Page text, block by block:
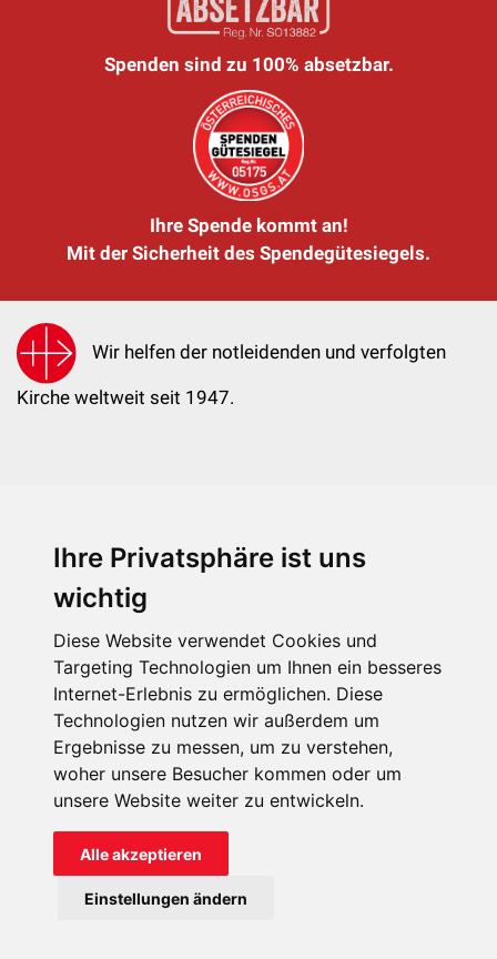
Ihre Privatsphäre ist uns
wichtig
Diese Website verwendet Cookies und
Targeting Technologien um Ihnen ein besseres
Internet-Erlebnis zu ermöglichen. Diese
Technologien nutzen wir außerdem um
Ergebnisse zu messen, um zu verstehen,
woher unsere Besucher kommen oder um
unsere Website weiter zu entwickeln.
Alle akzeptieren
Einstellungen ändern
Spenden sind zu 100% absetzbar.
Ihre Spende kommt an!
Mit der Sicherheit des Spendegütesiegels.
Wir helfen der notleidenden und verfolgten
Kirche weltweit seit 1947.
KIRCHE IN NOT - Österreich
kin@kircheinnot.at
KIN weltweit
Impressum Datenschutz